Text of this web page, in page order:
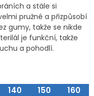
a stále si
pružné a přizpůsobí
gumy, takže se nikde
je funkční, takže
a pohodlí.
140 150 160